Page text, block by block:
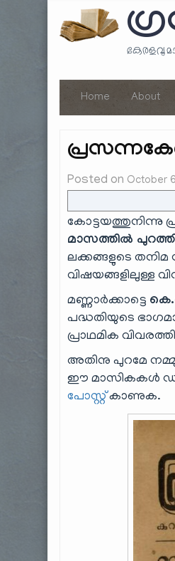
Home About
Posted on October
കോട്ടയത്തുനിന്നു
മാസത്തിൽ
ലക്കങ്ങളുടെ തനിമ
വിഷയങ്ങളിലുള്ള
മണ്ണാർക്കാട്ടെ
പദ്ധതിയുടെ
പ്രാഥമിക
അതിനു പുറമേ
ഈ മാസികകൾ
പോസ്റ്റ്കാണുക.